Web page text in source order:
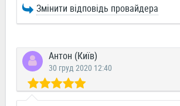
Змінити відповідь провайдера
Антон (Київ)
30 груд 2020 12:40